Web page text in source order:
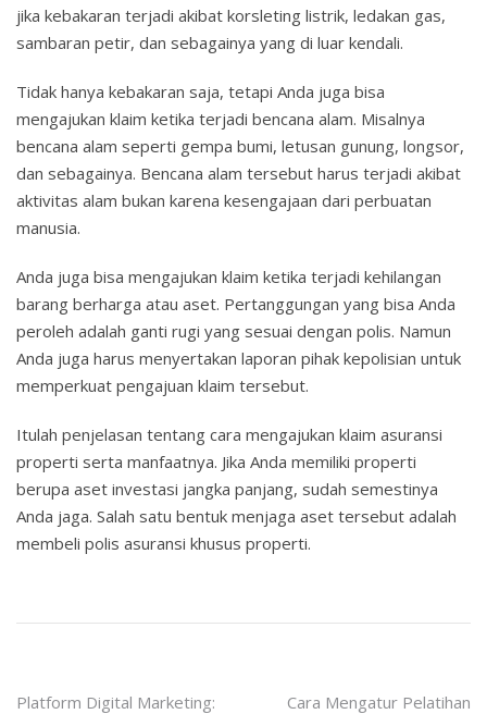
jika kebakaran terjadi akibat korsleting listrik, ledakan gas,
sambaran petir, dan sebagainya yang di luar kendali.
Tidak hanya kebakaran saja, tetapi Anda juga bisa
mengajukan klaim ketika terjadi bencana alam. Misalnya
bencana alam seperti gempa bumi, letusan gunung, longsor,
dan sebagainya. Bencana alam tersebut harus terjadi akibat
aktivitas alam bukan karena kesengajaan dari perbuatan
manusia.
Anda juga bisa mengajukan klaim ketika terjadi kehilangan
barang berharga atau aset. Pertanggungan yang bisa Anda
peroleh adalah ganti rugi yang sesuai dengan polis. Namun
Anda juga harus menyertakan laporan pihak kepolisian untuk
memperkuat pengajuan klaim tersebut.
Itulah penjelasan tentang cara mengajukan klaim asuransi
properti serta manfaatnya. Jika Anda memiliki properti
berupa aset investasi jangka panjang, sudah semestinya
Anda jaga. Salah satu bentuk menjaga aset tersebut adalah
membeli polis asuransi khusus properti.
Platform Digital Marketing:
Cara Mengatur Pelatihan